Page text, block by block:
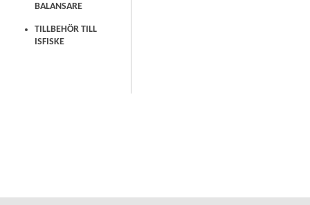
BALANSARE
TILLBEHÖR TILL
ISFISKE